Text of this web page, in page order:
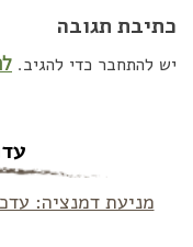
כתיבת תגובה
יש להתחבר כדי להגיב.
מניעת דמנציה: